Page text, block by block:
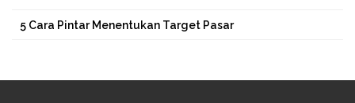
5 Cara Pintar Menentukan Target Pasar